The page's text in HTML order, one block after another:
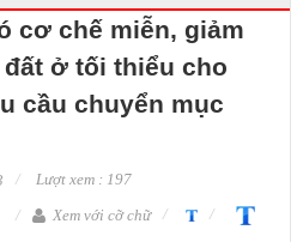
cơ chế miễn, giảm
ở tối thiểu cho
cầu chuyển mục
Lượt xem : 197
Xem với cỡ chữ